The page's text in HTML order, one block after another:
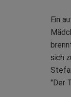
Ein
sich
"Der